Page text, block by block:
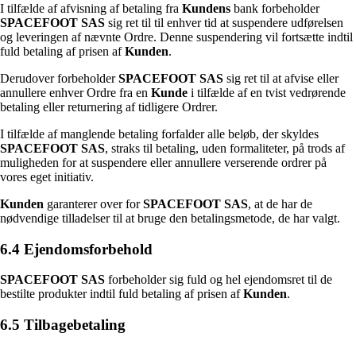
I tilfælde af afvisning af betaling fra Kundens bank forbeholder
SPACEFOOT SAS sig ret til til enhver tid at suspendere udførelsen
og leveringen af nævnte Ordre. Denne suspendering vil fortsætte indtil
fuld betaling af prisen afKunden.
Derudover forbeholderSPACEFOOT SAS sig ret til at afvise eller
annullere enhver Ordre fra en Kunde i tilfælde af en tvist vedrørende
betaling eller returnering af tidligere Ordrer.
I tilfælde af manglende betaling forfalder alle beløb, der skyldes
SPACEFOOT SAS, straks til betaling, uden formaliteter, på trods af
muligheden for at suspendere eller annullere verserende ordrer på
vores eget initiativ.
Kunden garanterer over forSPACEFOOT SAS, at de har de
nødvendige tilladelser til at bruge den betalingsmetode, de har valgt.
6.4 Ejendomsforbehold
SPACEFOOT SAS forbeholder sig fuld og hel ejendomsret til de
bestilte produkter indtil fuld betaling af prisen afKunden.
6.5 Tilbagebetaling